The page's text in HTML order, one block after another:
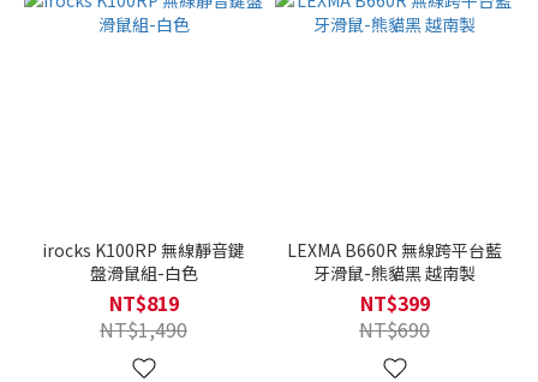
irocks K100RP 無線靜音鍵
盤滑鼠組-白色
NT$819
NT$1,490
LEXMA B660R 無線跨平台藍
牙滑鼠-熊貓黑 越南製
NT$399
NT$690